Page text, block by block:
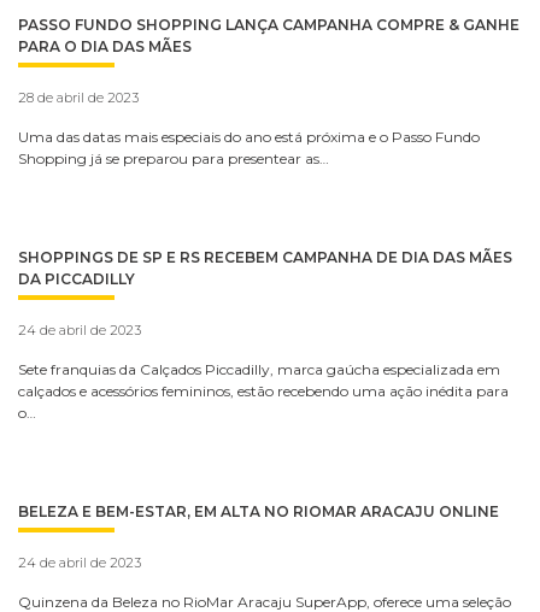
PASSO FUNDO SHOPPING LANÇA CAMPANHA COMPRE & GANHE
PARA O DIA DAS MÃES
28 de abril de 2023
Uma das datas mais especiais do ano está próxima e o Passo Fundo
Shopping já se preparou para presentear as…
SHOPPINGS DE SP E RS RECEBEM CAMPANHA DE DIA DAS MÃES
DA PICCADILLY
24 de abril de 2023
Sete franquias da Calçados Piccadilly, marca gaúcha especializada em
calçados e acessórios femininos, estão recebendo uma ação inédita para
o…
BELEZA E BEM-ESTAR, EM ALTA NO RIOMAR ARACAJU ONLINE
24 de abril de 2023
Quinzena da Beleza no RioMar Aracaju SuperApp, oferece uma seleção